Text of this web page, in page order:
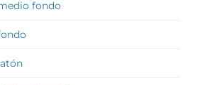
fondo